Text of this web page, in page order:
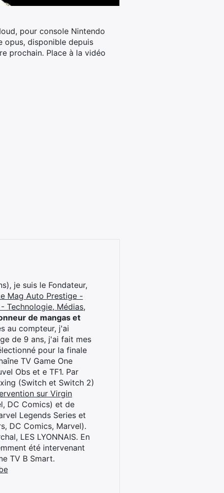
pour console Nintendo
opus, disponible depuis
prochain. Place à la vidéo
je suis le Fondateur,
Mag Auto Prestige -
Technologie, Médias,
de mangas et
au compteur, j'ai
de 9 ans, j'ai fait mes
pour la finale
TV Game One
Obs et e TF1. Par
(Switch et Switch 2)
sur Virgin
DC Comics) et de
Legends Series et
DC Comics, Marvel).
LES LYONNAIS. En
été intervenant
TV B Smart.